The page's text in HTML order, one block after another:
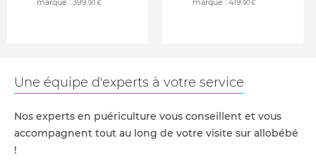
marque : 399,90 €
marque : 419,90 €
Une équipe d'experts à votre service
Nos experts en puériculture vous conseillent et vous
accompagnent tout au long de votre visite sur allobébé
!